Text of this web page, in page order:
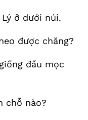
ở dưới núi.
được chăng?
đầu mọc
chỗ nào?